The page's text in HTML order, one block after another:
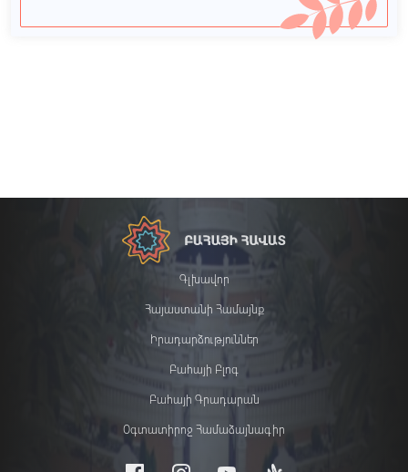
Գլխավոր
Հայաստանի Համայնք
Իրադարձություններ
Բահայի Բլոգ
Բահայի Գրադարան
Օգտատիրոջ Համաձայնագիր